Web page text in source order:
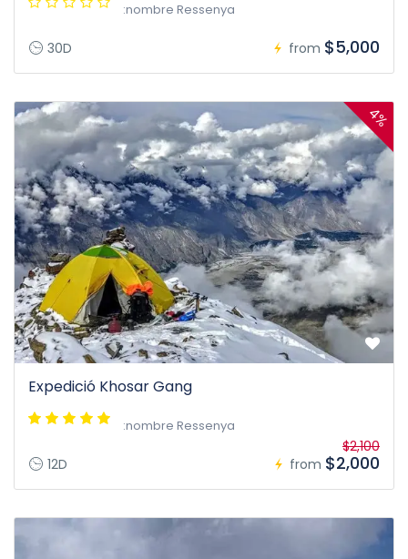
:nombre Ressenya
30D from $5,000
4%
Expedició Khosar Gang
:nombre Ressenya
12D from
$2,100
$2,000